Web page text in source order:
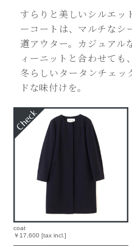
すらりと美しいシルエッ
ーコートは、マルチなシ
道アウター。カジュアル
ィーニットと合わせても
冬らしいタータンチェッ
ドな味付けを。
coat
￥17,600 [tax incl.]